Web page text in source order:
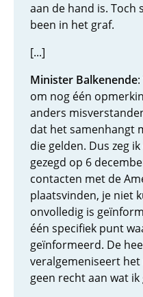
aan de hand is. Toch
been in het graf.
[...]
Minister Balkenende
om nog één
anders
dat het samenhangt
die gelden. Dus zeg
gezegd op 6
contacten met de
plaatsvinden, je niet
onvolledig is
één specifiek punt
geïnformeerd. De
veralgemeniseert
geen recht aan wat